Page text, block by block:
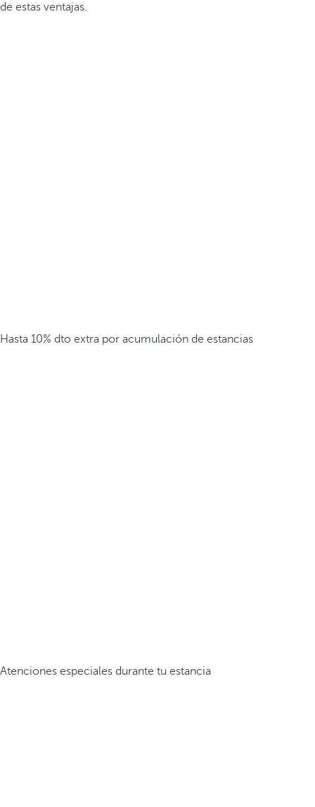
de estas ventajas.
Hasta 10% dto extra por acumulación de estancias
Atenciones especiales durante tu estancia